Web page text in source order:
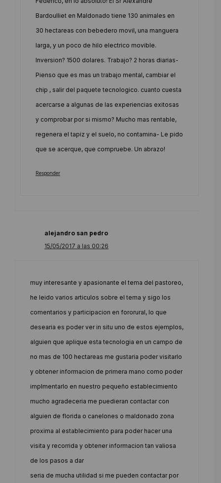
Bardoulliet en Maldonado tiene 130 animales en
30 hectareas con bebedero movil, una manguera
larga, y un poco de hilo electrico movible.
Inversion? 1500 dolares. Trabajo? 2 horas diarias-
Pienso que es mas un trabajo mental, cambiar el
chip , salir del paquete tecnologico. cuanto cuesta
acercarse a algunas de las experiencias exitosas
y comprobar por si mismo? Mucho mas rentable,
regenera el tapiz y el suelo, no contamina- Le pido
que se acerque, que compruebe. Un abrazo!
Responder
alejandro san pedro
15/05/2017 a las 00:26
muy interesante y apasionante el tema del pastoreo,
he leido varios articulos sobre el tema y sigo los
comentarios y participacion en fororural, lo que
desearia es poder ver in situ uno de estos ejemplos,
alguien que aplique esta tecnologia en un campo de
no mas de 100 hectareas me gustaria poder visitarlo
y obtener informacion de primera mano como poder
implmentarlo en nuestro pequeño establecimiento
mucho agradeceria me puedieran contactar con
alguien de florida o canelones o maldonado zona
proxima al establecimiento para poder hacer una
visita y recorrida y obtener informacion tan valiosa
de los pasos a dar
seria de mucha utilidad si me pueden contactar por